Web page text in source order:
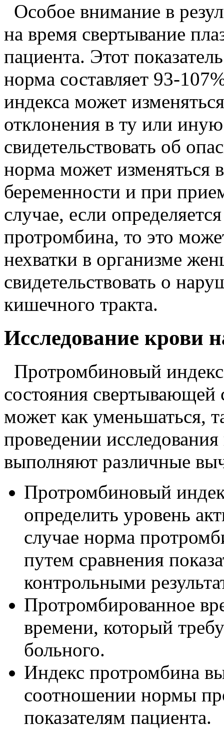
Особое внимание в
на время свертывание
пациента. Этот
норма составляет 93-
индекса может
отклонения в ту или
свидетельствовать об
норма может изменяться
беременности и при
случае, если
протромбина, то это
нехватки в организме
свидетельствовать о
кишечного тракта.
Исследование крови
Протромбиновый
состояния свертывающей
может как уменьшаться,
проведении
выполняют различные
Протромбиновый
определить уровень
случае норма
путем сравнения
контрольными
Протромбированное
времени, который
больного.
Индекс протромбина
соотношении нормы
показателям пациента.